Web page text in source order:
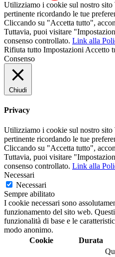
Utilizziamo i cookie sul nostro
pertinente ricordando le tue
Cliccando su "Accetta tutto",
Tuttavia, puoi visitare
consenso controllato. Link alla
Rifiuta tutto Impostazioni Accetto
Consenso
Chiudi
Privacy
Utilizziamo i cookie sul nostro
pertinente ricordando le tue
Cliccando su "Accetta tutto",
Tuttavia, puoi visitare
consenso controllato. Link alla
Necessari
Necessari
Sempre abilitato
I cookie necessari sono
funzionamento del sito web.
funzionalità di base e le
modo anonimo.
Cookie
Durata